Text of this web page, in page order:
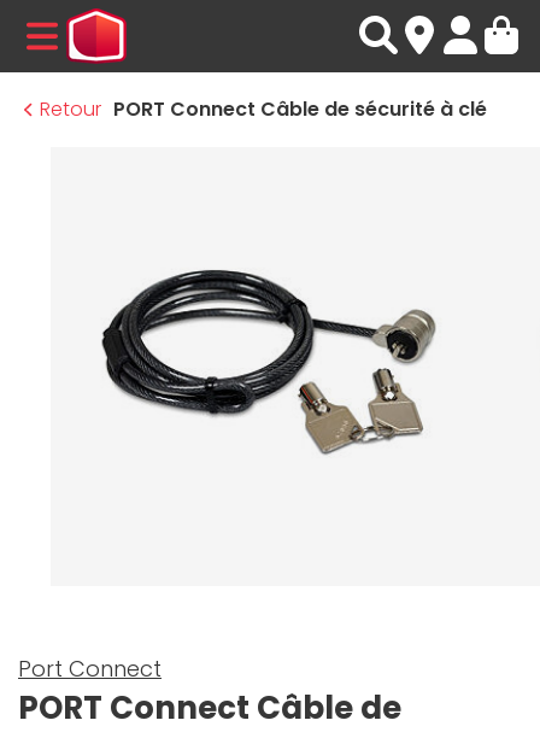
MENU
Retour PORT Connect Câble de sécurité à clé
Port Connect
PORT Connect Câble de